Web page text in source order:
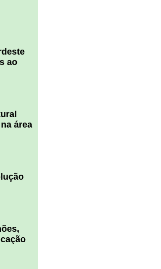
ao
área